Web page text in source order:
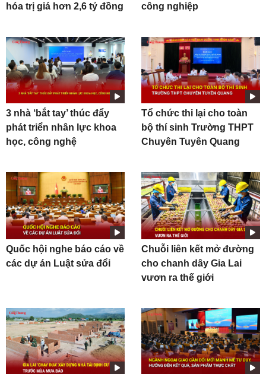
hóa trị giá hơn 2,6 tỷ đồng
công nghiệp
3 nhà ‘bắt tay’ thúc đẩy
phát triển nhân lực khoa
học, công nghệ
Tổ chức thi lại cho toàn
bộ thí sinh Trường THPT
Chuyên Tuyên Quang
Quốc hội nghe báo cáo về
các dự án Luật sửa đổi
Chuỗi liên kết mở đường
cho chanh dây Gia Lai
vươn ra thế giới